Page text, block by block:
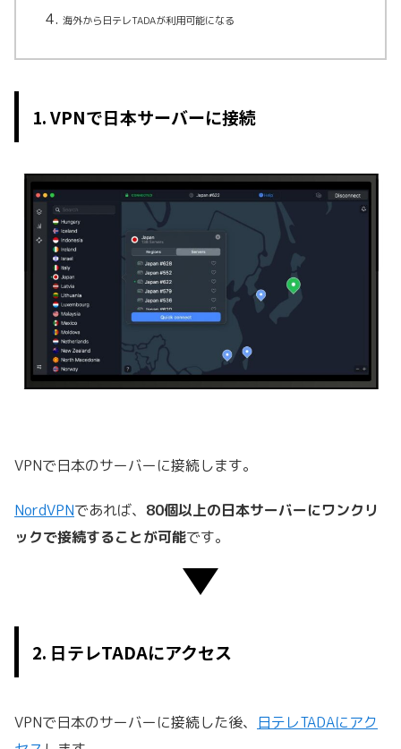
海外から日テレTADAが利用可能になる
1. VPNで日本サーバーに接続
VPNで日本のサーバーに接続します。
NordVPNであれば、 80個以上の日本サーバーにワンクリ
ックで接続することが可能です。
2. 日テレTADAにアクセス
VPNで日本のサーバーに接続した後、 日テレTADAにアク